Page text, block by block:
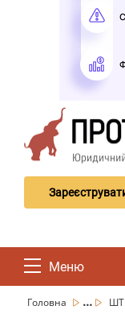
Меню
Головна ...